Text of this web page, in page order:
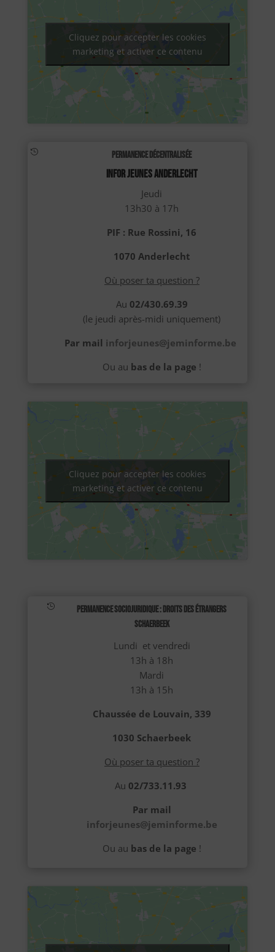
Cliquez pour accepter les cookies
marketing et activer ce contenu
 Permanence décentralisée
INFOR JEUNES ANDERLECHT
Jeudi
13h30 à 17h
PIF : Rue Rossini, 16
1070 Anderlecht
Où poser ta question ?
Au 02/430.69.39
(le jeudi après-midi uniquement)
Par mail inforjeunes@jeminforme.be
Ou au bas de la page !
Cliquez pour accepter les cookies
marketing et activer ce contenu

Permanence sociojuridique : Droits des étrangers
Schaerbeek
Lundi et vendredi
13h à 18h
Mardi
13h à 15h
Chaussée de Louvain, 339
1030 Schaerbeek
Où poser ta question ?
Au 02/733.11.93
Par mail
inforjeunes@jeminforme.be
Ou au bas de la page !